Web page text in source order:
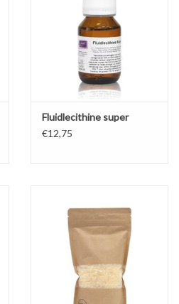
Fluidlecithine super
€12,75